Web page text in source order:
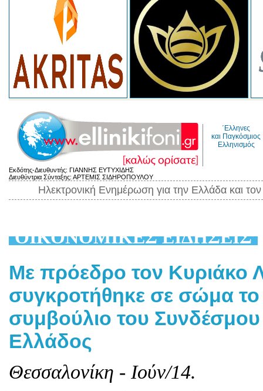
΄Ελληνες
και Παγκόσμιος
Ελληνισμός
Εκδότης-Διευθυντής: ΓΙΑΝΝΗΣ ΕΥΤΥΧΙΔΗΣ
Διευθύντρια Σύνταξης: ΑΡΤΕΜΙΣ ΣΙΔΗΡΟΠΟΥΛΟΥ
Ηλεκτρονική Ενημέρωση για την Ελλάδα και
ΟΙΚΟΝΟΜΙΚΕΣ ΕΙΔΗΣΕΙΣ
Με πρόεδρο τον Κυριάκο
συγκροτήθηκε σε σώμα το
συμβούλιο του
Ελλάδος
Θεσσαλονίκη - Ιούν/14.